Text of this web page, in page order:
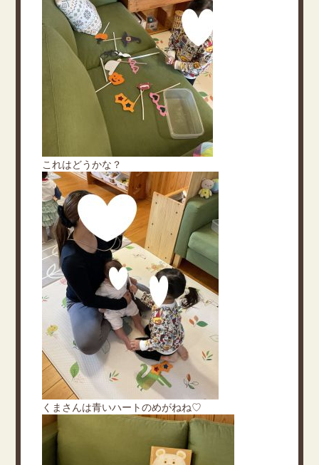
これはどうかな？
くまさんは青いハートのめがねね♡